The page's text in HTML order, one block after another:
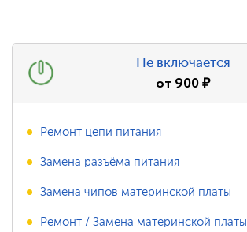
Не включается
от 900₽
Ремонт цепи питания
Замена разъёма питания
Замена чипов материнской платы
Ремонт / Замена материнской платы